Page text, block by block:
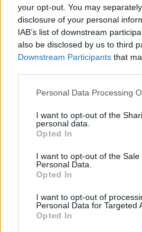
your opt-out. You may
disclosure of your personal
IAB’s list of downstream
also be disclosed by us to third
Downstream Participants that
Please note that this website/
not limited to your visit or usage
grant or deny consent to
use your data for below
consent section.
Personal Data Processing
I want to opt-out of the
personal data.
Opted In
I want to opt-out of the Sale
Personal Data.
Opted In
I want to opt-out of
Personal Data for Targeted
Opted In